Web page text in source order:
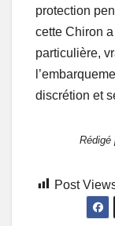
protection
cette Chiron
particulière,
discrétion et
Rédigé
Post